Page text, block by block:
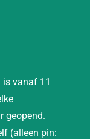
is vanaf 11
geopend.
(alleen pin: